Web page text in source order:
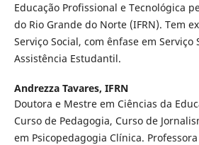
Educação Profissional e Tecnológica
do Rio Grande do Norte (IFRN). Tem
Serviço Social, com ênfase em Serviço
Assistência Estudantil.
Andrezza Tavares, IFRN
Doutora e Mestre em Ciências da
Curso de Pedagogia, Curso de
em Psicopedagogia Clínica.